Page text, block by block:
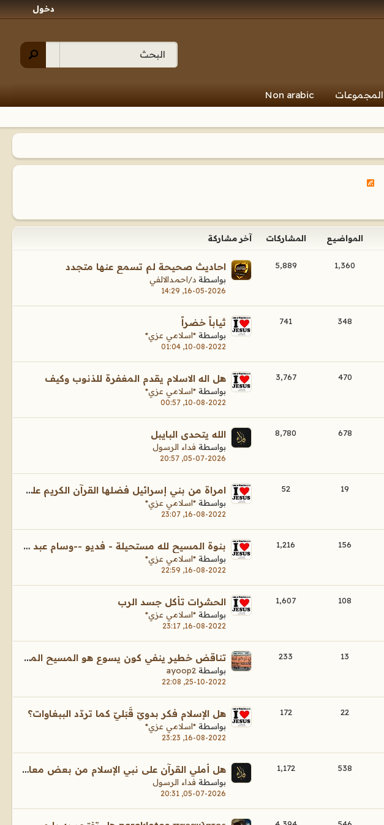
دخول
المجموعات Non arabic
المواضيع المشاركات آخر مشاركة
1,360
5,889 احاديث صحيحة لم تسمع عنها متجدد
بواسطةد/احمدالالفي
16-05-2026, 14:29
348
741 ثياباً خضراً
بواسطة*اسلامي عزي*
10-08-2022, 01:04
470
3,767 هل اله الاسلام يقدم المغفرة للذنوب وكيف
بواسطة*اسلامي عزي*
10-08-2022, 00:57
678
8,780 الله يتحدى البايبل
بواسطة فداء الرسول
05-07-2026, 20:57
19
52 امراة من بني إسرائيل فضلها القرآن الكريم على نساء العالمين
بواسطة*اسلامي عزي*
16-08-2022, 23:07
156
1,216 بنوة المسيح لله مستحيلة - فديو --وسام عبد الله
بواسطة*اسلامي عزي*
16-08-2022, 22:59
108
1,607 الحشرات تأكل جسد الرب
بواسطة*اسلامي عزي*
16-08-2022, 23:17
13
233 تناقض خطير ينفي كون يسوع هو المسيح المنتظر
بواسطةayoop2
25-10-2022, 22:08
22
172 هل الإسلام فكر بدويّ قَبَليّ كما تردّد الببغاوات؟
بواسطة*اسلامي عزي*
16-08-2022, 23:23
538
1,172 هل أُملي القرآن على نبي الإسلام من بعض معاصريه ؟!
بواسطة فداء الرسول
05-07-2026, 20:31